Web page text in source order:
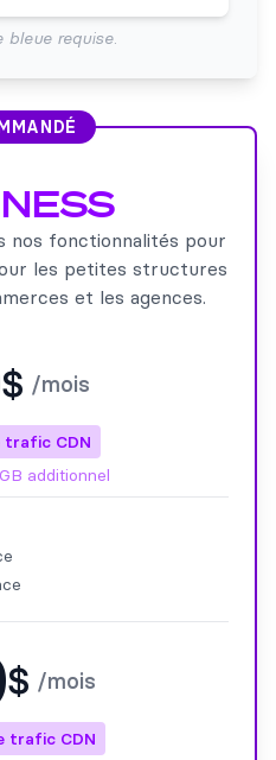
bleue requise.
nos fonctionnalités pour
les petites structures
et les agences.
$ /mois
trafic CDN
additionnel
$ /mois
trafic CDN